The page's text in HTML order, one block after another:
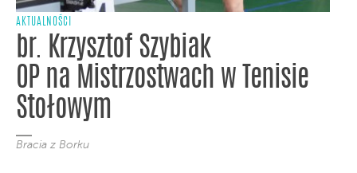
AKTUALNOŚCI
br. Krzysztof Szybiak
OP na Mistrzostwach w Tenisie
Stołowym
Bracia z Borku